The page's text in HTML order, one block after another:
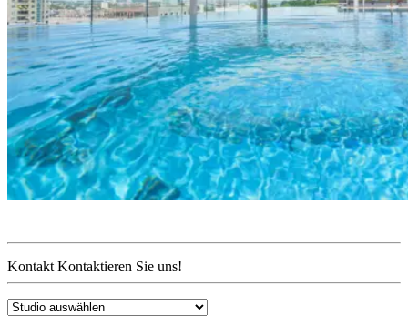
Kontakt Kontaktieren Sie uns!